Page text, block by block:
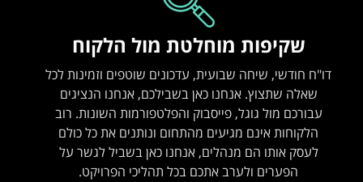
שקיפות מוחלטת מול הלקוח
דו"ח חודשי, שיחה שבועית, עדכונים שוטפים וזמינות לכל
שאלה שתצוץ. אנחנו כאן בשבילכם, אנחנו הנציגים
עבורכם מול גוגל, פייסבוק והפלטפורמות השונות. רוב
הלקוחות אינם מגיעים מהתחום ונותנים את כל כולם
לעסק אותו הם מנהלים, אנחנו כאן בשביל לגשר על
הפערים ולערב אתכם בכל תהליכי הפרויקט.